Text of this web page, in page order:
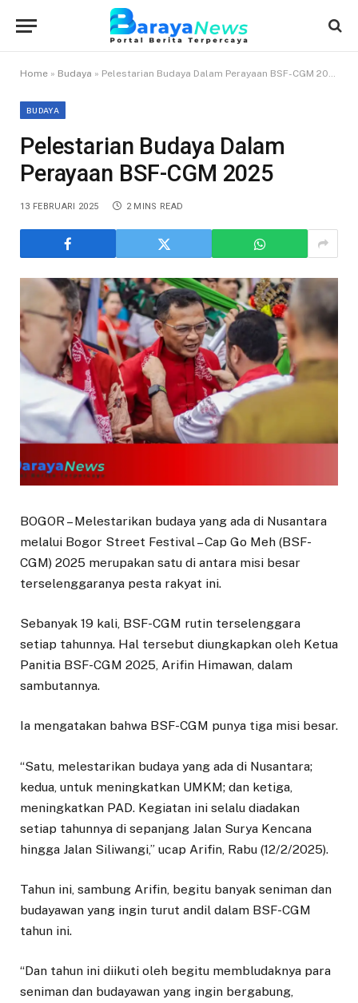
Home » Budaya » Pelestarian Budaya Dalam Perayaan BSF-CGM 2025
BUDAYA
Pelestarian Budaya Dalam
Perayaan BSF-CGM 2025
13 FEBRUARI 2025 2 MINS READ
BOGOR – Melestarikan budaya yang ada di Nusantara
melalui Bogor Street Festival – Cap Go Meh (BSF-
CGM) 2025 merupakan satu di antara misi besar
terselenggaranya pesta rakyat ini.
Sebanyak 19 kali, BSF-CGM rutin terselenggara
setiap tahunnya. Hal tersebut diungkapkan oleh Ketua
Panitia BSF-CGM 2025, Arifin Himawan, dalam
sambutannya.
Ia mengatakan bahwa BSF-CGM punya tiga misi besar.
“Satu, melestarikan budaya yang ada di Nusantara;
kedua, untuk meningkatkan UMKM; dan ketiga,
meningkatkan PAD. Kegiatan ini selalu diadakan
setiap tahunnya di sepanjang Jalan Surya Kencana
hingga Jalan Siliwangi,” ucap Arifin, Rabu (12/2/2025).
Tahun ini, sambung Arifin, begitu banyak seniman dan
budayawan yang ingin turut andil dalam BSF-CGM
tahun ini.
“Dan tahun ini diikuti oleh begitu membludaknya para
seniman dan budayawan yang ingin bergabung,